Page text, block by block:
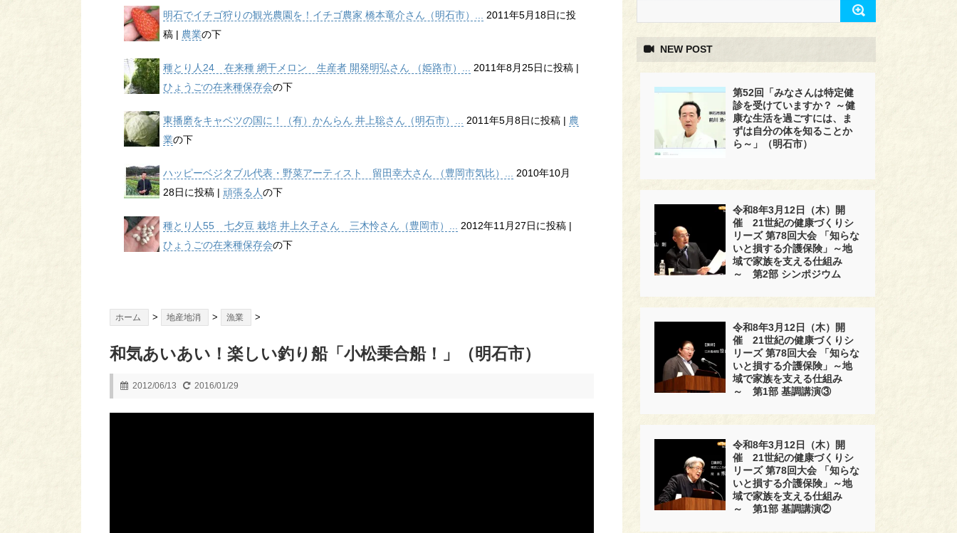
明石でイチゴ狩りの観光農園を！イチゴ農家 橋本竜介さん（明石市）...
2011年5月18日に投
稿 | 農業の下
種とり人24 在来種 網干メロン 生産者 開発明弘さん （姫路市）... 2011年8月25日に投稿 |
ひょうごの在来種保存会の下
東播磨をキャベツの国に！（有）かんらん 井上聡さん（明石市）... 2011年5月8日に投稿 | 農
業の下
ハッピーベジタブル代表・野菜アーティスト 留田幸大さん （豊岡市気比）...
2010年10月
28日に投稿 | 頑張る人の下
種とり人55 七夕豆 栽培 井上久子さん 三木怜さん（豊岡市）... 2012年11月27日に投稿 |
ひょうごの在来種保存会の下
ホーム > 地産地消 > 漁業 >
和気あいあい！楽しい釣り船「小松乗合船！」（明石市）
2012/06/13 2016/01/29
NEW POST
第52回「みなさんは特定健
診を受けていますか？ ～健
康な生活を過ごすには、ま
ずは自分の体を知ることか
ら～」（明石市）
令和8年3月12日（木）開
催 21世紀の健康づくりシ
リーズ 第78回大会 「知らな
いと損する介護保険」～地
域で家族を支える仕組み
～ 第2部 シンポジウム
令和8年3月12日（木）開
催 21世紀の健康づくりシ
リーズ 第78回大会 「知らな
いと損する介護保険」～地
域で家族を支える仕組み
～ 第1部 基調講演③
令和8年3月12日（木）開
催 21世紀の健康づくりシ
リーズ 第78回大会 「知らな
いと損する介護保険」～地
域で家族を支える仕組み
～ 第1部 基調講演②